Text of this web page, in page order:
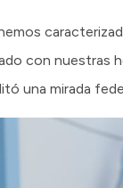
con nuestras
una mirada